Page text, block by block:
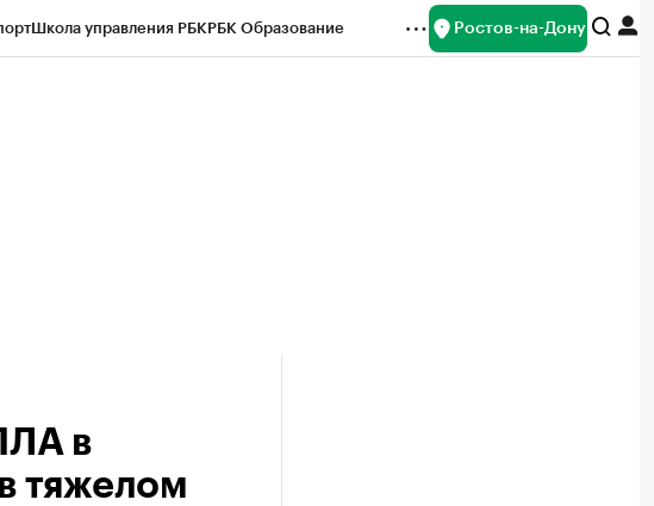
Школа управления РБКРБК Образование Ростов-на-Дону
в
тяжелом